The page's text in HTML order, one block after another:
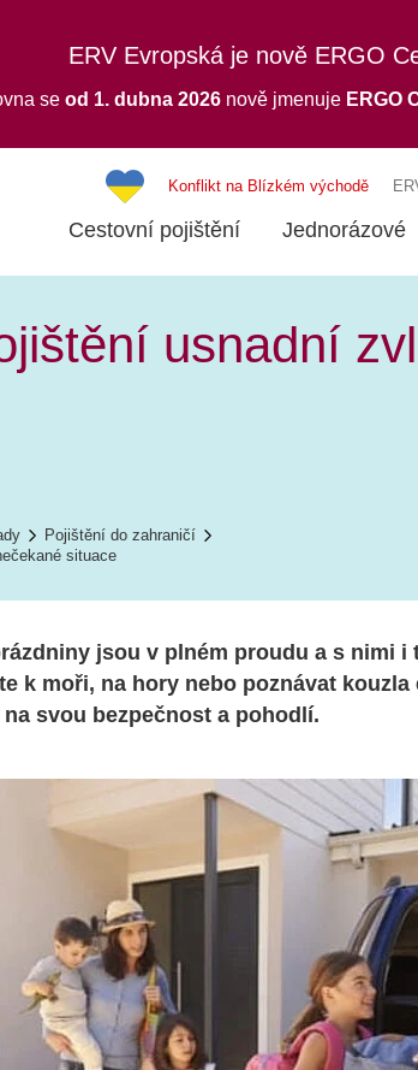
ERV Evropská je nově ERGO
se od 1. dubna 2026 nově jmenuje ERGO
Konflikt na Blízkém východě
Cestovní pojištění Jednorázové
usnadní
Pojištění do zahraničí
situace
jsou v plném proudu a s nimi i
k moři, na hory nebo poznávat
svou bezpečnost a pohodlí.